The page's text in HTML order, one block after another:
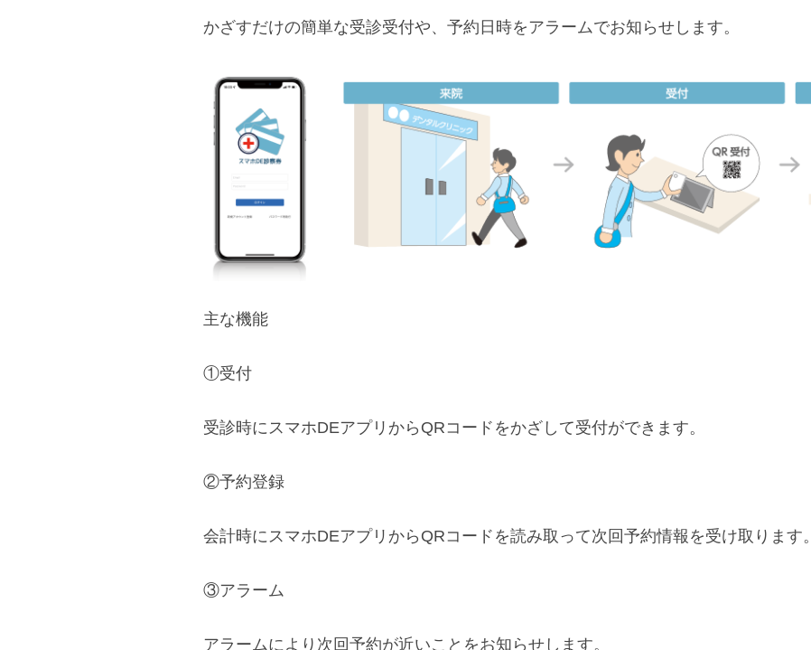
かざすだけの簡単な受診受付や、予約日時をアラームでお知らせします。
主な機能
①受付
受診時にスマホDEアプリからQRコードをかざして受付ができます。
②予約登録
会計時にスマホDEアプリからQRコードを読み取って次回予約情報を受け取ります。
③アラーム
アラームにより次回予約が近いことをお知らせします。